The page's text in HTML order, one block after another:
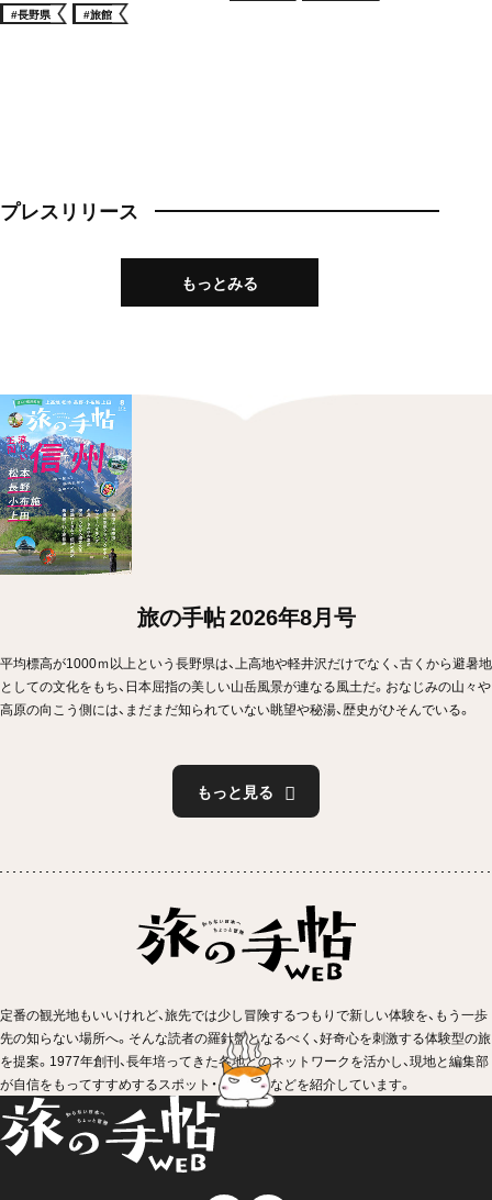
#長野県 #旅館
プレスリリース
もっとみる
旅の手帖 2026年8月号
平均標高が1000ｍ以上という長野県は、上高地や軽井沢だけでなく、古くから避暑地
としての文化をもち、日本屈指の美しい山岳風景が連なる風土だ。おなじみの山々や
高原の向こう側には、まだまだ知られていない眺望や秘湯、歴史がひそんでいる。
もっと見る
定番の観光地もいいけれど、旅先では少し冒険するつもりで新しい体験を、もう一歩
先の知らない場所へ。そんな読者の羅針盤となるべく、好奇心を刺激する体験型の旅
を提案。1977年創刊、長年培ってきた各地とのネットワークを活かし、現地と編集部
が自信をもってすすめするスポット・イベントなどを紹介しています。